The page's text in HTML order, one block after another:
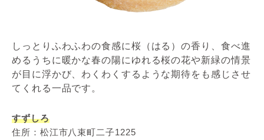
しっとりふわふわの食感に桜（はる）の香り、食べ進
めるうちに暖かな春の陽にゆれる桜の花や新緑の情景
が目に浮かび、わくわくするような期待をも感じさせ
てくれる一品です。
すずしろ
住所：松江市八束町二子1225